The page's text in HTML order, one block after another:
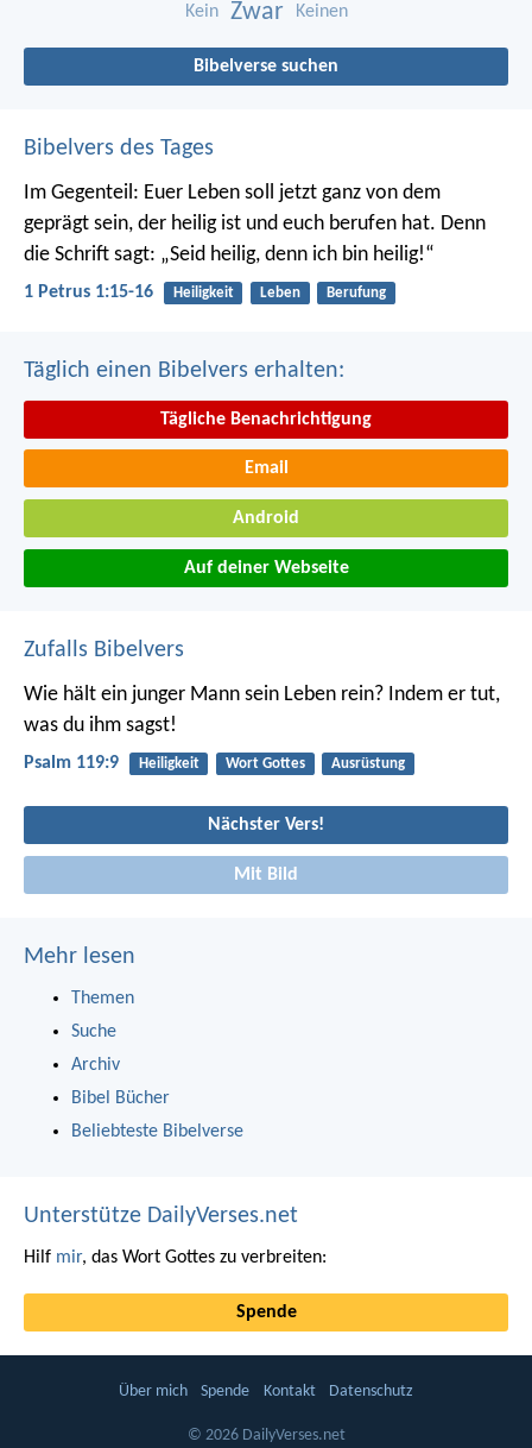
Kein Zwar Keinen
Bibelverse suchen
Bibelvers des Tages
Im Gegenteil: Euer Leben soll jetzt ganz von dem
geprägt sein, der heilig ist und euch berufen hat. Denn
die Schrift sagt: „Seid heilig, denn ich bin heilig!“
1 Petrus 1:15-16 Heiligkeit Leben Berufung
Täglich einen Bibelvers erhalten:
Tägliche Benachrichtigung
Email
Android
Auf deiner Webseite
Zufalls Bibelvers
Wie hält ein junger Mann sein Leben rein? Indem er tut,
was du ihm sagst!
Psalm 119:9 Heiligkeit Wort Gottes Ausrüstung
Nächster Vers!
Mit Bild
Mehr lesen
Themen
Suche
Archiv
Bibel Bücher
Beliebteste Bibelverse
Unterstütze DailyVerses.net
Hilf mir, das Wort Gottes zu verbreiten:
Spende
Über mich Spende Kontakt Datenschutz
© 2026 DailyVerses.net